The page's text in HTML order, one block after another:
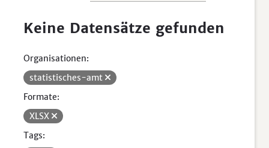
Keine Datensätze gefunden
Organisationen:
statistisches-amt
Formate:
XLSX
Tags: